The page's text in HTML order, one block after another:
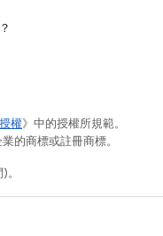
權》中的授權所規範。
的商標或註冊商標。